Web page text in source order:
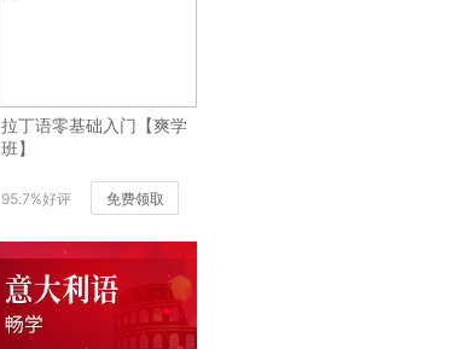
拉丁语零基础入门【爽学
班】
95.7%好评 免费领取